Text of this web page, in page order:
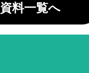
資料一覧へ